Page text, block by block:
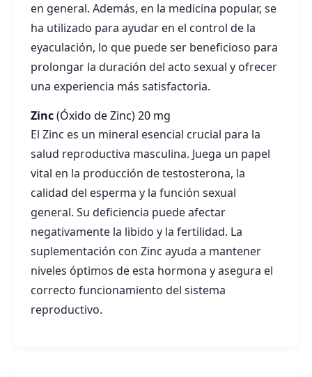
en general. Además, en la medicina popular, se
ha utilizado para ayudar en el control de la
eyaculación, lo que puede ser beneficioso para
prolongar la duración del acto sexual y ofrecer
una experiencia más satisfactoria.
Zinc(Óxido de Zinc)20 mg
El Zinc es un mineral esencial crucial para la
salud reproductiva masculina. Juega un papel
vital en la producción de testosterona, la
calidad del esperma y la función sexual
general. Su deficiencia puede afectar
negativamente la libido y la fertilidad. La
suplementación con Zinc ayuda a mantener
niveles óptimos de esta hormona y asegura el
correcto funcionamiento del sistema
reproductivo.